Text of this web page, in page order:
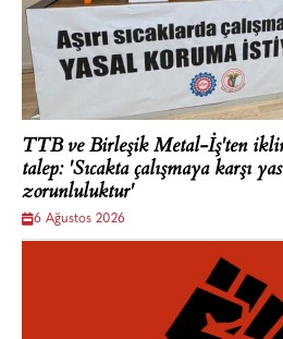
TTB ve Birleşik Metal-İş'ten
talep: 'Sıcakta çalışmaya karşı
zorunluluktur'
6 Ağustos 2026